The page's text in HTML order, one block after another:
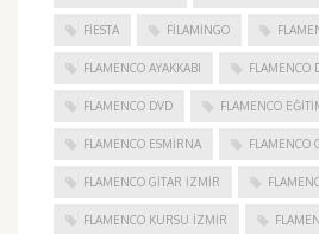
FIESTA FILAMINGO
FLAMENCO AYAKKABI FLAMENCO
FLAMENCO DVD FLAMENCO
FLAMENCO ESMIRNA FLAMENCO
FLAMENCO GITAR İZMIR
FLAMENCO KURSU İZMIR